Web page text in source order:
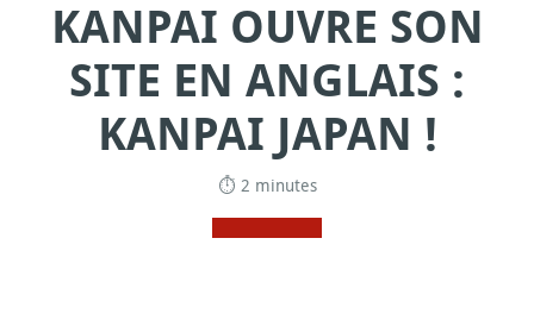
KANPAI OUVRE SON
SITE EN ANGLAIS :
KANPAI JAPAN !
⏱ 2 minutes